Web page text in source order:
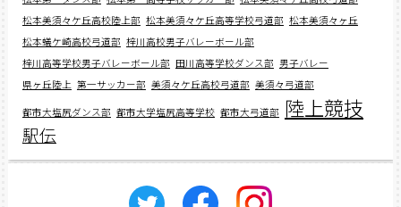
松本美須々ケ丘高校陸上部 松本美須々ケ丘高等学校弓道部 松本美須々ヶ丘
松本蟻ケ崎高校弓道部 梓川高校男子バレーボール部
梓川高等学校男子バレーボール部 田川高等学校ダンス部 男子バレー
県ヶ丘陸上 第一サッカー部 美須々ケ丘高校弓道部 美須々弓道部
都市大塩尻ダンス部 都市大学塩尻高等学校 都市大弓道部 陸上競技
駅伝